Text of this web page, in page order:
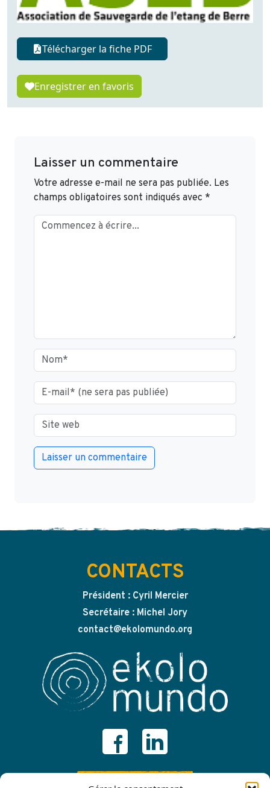
Télécharger la fiche PDF
Enregistrer en favoris
Laisser un commentaire
Votre adresse e-mail ne sera pas publiée. Les
champs obligatoires sont indiqués avec *
CONTACTS
Président : Cyril Mercier
Secrétaire : Michel Jory
contact@ekolomundo.org